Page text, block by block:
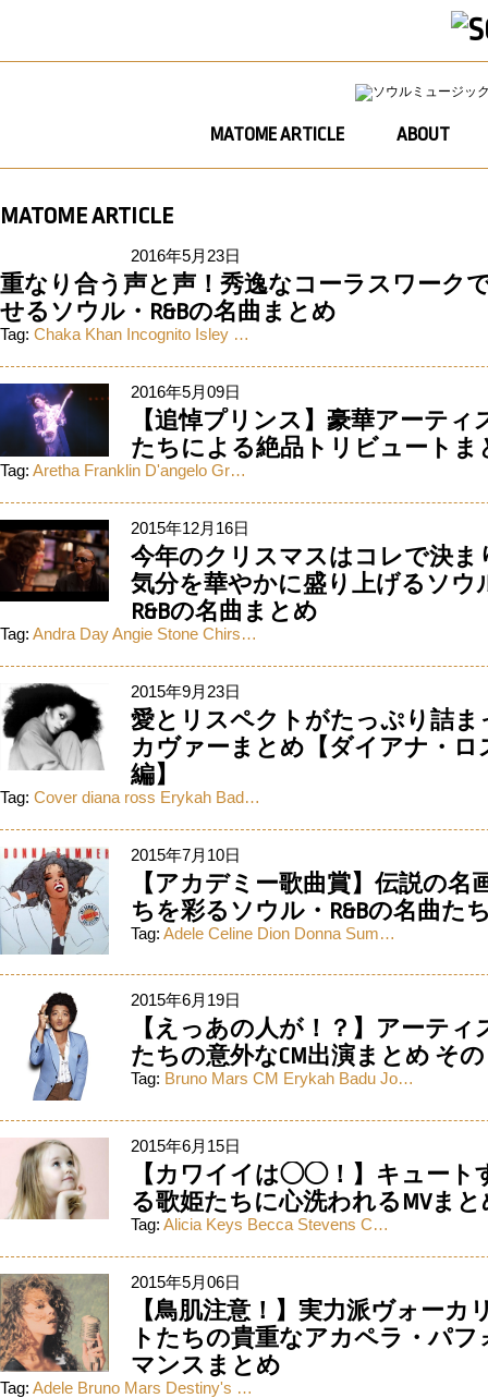
MATOME ARTICLE ABOUT
MATOME ARTICLE
2016年5月23日
重なり合う声と声！秀逸なコーラスワーク
せるソウル・R&Bの名曲まとめ
Tag: Chaka Khan Incognito Isley …
2016年5月09日
【追悼プリンス】豪華アーティ
たちによる絶品トリビュートま
Tag: Aretha Franklin D'angelo Gr…
2015年12月16日
今年のクリスマスはコレで決ま
気分を華やかに盛り上げるソウ
R&Bの名曲まとめ
Tag: Andra DayAngie Stone Chirs…
2015年9月23日
愛とリスペクトがたっぷり詰ま
カヴァーまとめ【ダイアナ・ロ
編】
Tag: Cover diana ross Erykah Bad…
2015年7月10日
【アカデミー歌曲賞】伝説の名
ちを彩るソウル・R&Bの名曲た
Tag: Adele Celine Dion Donna Sum…
2015年6月19日
【えっあの人が！？】アーティ
たちの意外なCM出演まとめ そ
Tag: Bruno Mars CM Erykah Badu Jo…
2015年6月15日
【カワイイは◯◯！】キュート
る歌姫たちに心洗われるMVまと
Tag: Alicia Keys Becca Stevens C…
2015年5月06日
【鳥肌注意！】実力派ヴォーカ
トたちの貴重なアカペラ・パフ
マンスまとめ
Tag: Adele Bruno Mars Destiny's …